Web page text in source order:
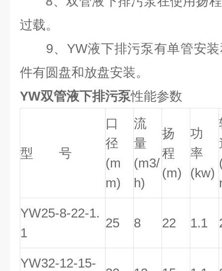
过载。
9、YW液下排污泵有单管安装
件有圆盘和放盘安装。
YW双管液下排污泵性能参数
型 号
口
径
(m
m)
流
量
(m3/
h)
扬
程
(m)
功
率
(kw)
YW25-8-22-1.
1
25 8 22 1.1
YW32-12-15-